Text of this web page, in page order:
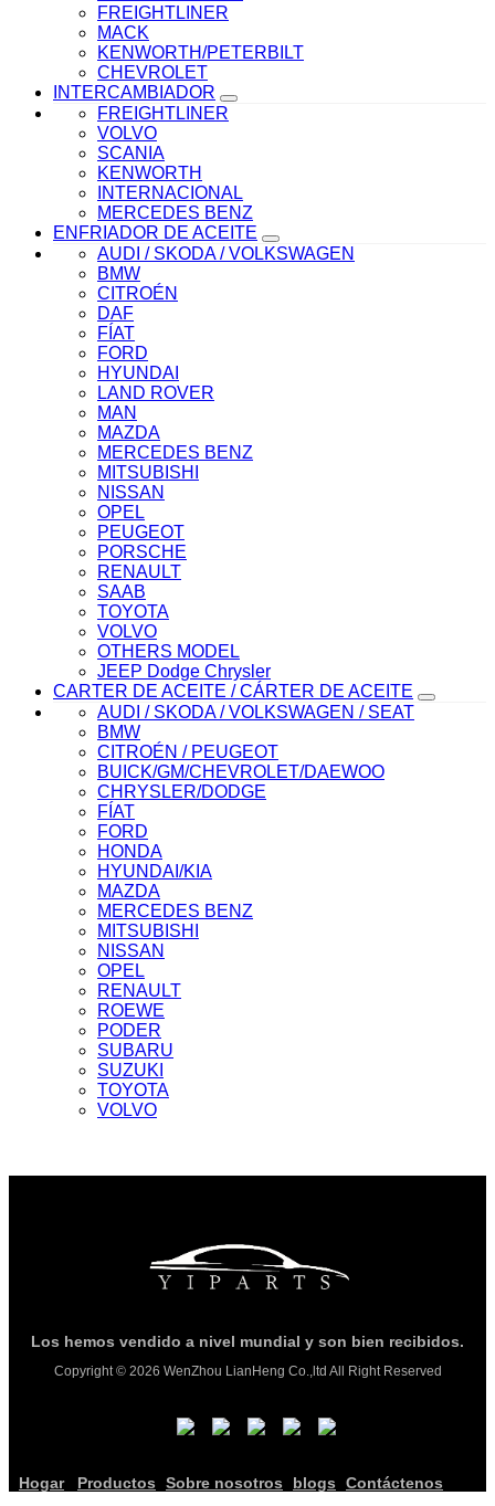
FREIGHTLINER
MACK
KENWORTH/PETERBILT
CHEVROLET
INTERCAMBIADOR
FREIGHTLINER
VOLVO
SCANIA
KENWORTH
INTERNACIONAL
MERCEDES BENZ
ENFRIADOR DE ACEITE
AUDI / SKODA / VOLKSWAGEN
BMW
CITROÉN
DAF
FÍAT
FORD
HYUNDAI
LAND ROVER
MAN
MAZDA
MERCEDES BENZ
MITSUBISHI
NISSAN
OPEL
PEUGEOT
PORSCHE
RENAULT
SAAB
TOYOTA
VOLVO
OTHERS MODEL
JEEP Dodge Chrysler
CARTER DE ACEITE / CÁRTER DE ACEITE
AUDI / SKODA / VOLKSWAGEN / SEAT
BMW
CITROÉN / PEUGEOT
BUICK/GM/CHEVROLET/DAEWOO
CHRYSLER/DODGE
FÍAT
FORD
HONDA
HYUNDAI/KIA
MAZDA
MERCEDES BENZ
MITSUBISHI
NISSAN
OPEL
RENAULT
ROEWE
PODER
SUBARU
SUZUKI
TOYOTA
VOLVO
Los hemos vendido a nivel mundial y son bien recibidos.
Copyright © 2026 WenZhou LianHeng Co.,ltd All Right Reserved
Hogar Productos Sobre nosotros blogs Contáctenos